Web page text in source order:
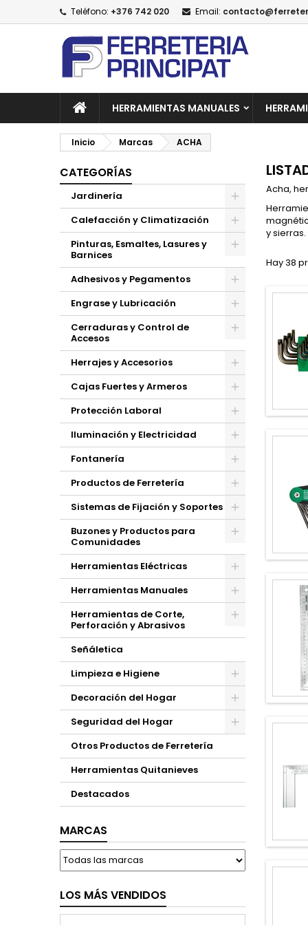
Teléfono: +376 742 020 Email:
HERRAMIENTAS MANUALES
Inicio Marcas ACHA
CATEGORÍAS
Jardinería
Calefacción y Climatización
Pinturas, Esmaltes, Lasures y
Barnices
Adhesivos y Pegamentos
Engrase y Lubricación
Cerraduras y Control de
Accesos
Herrajes y Accesorios
Cajas Fuertes y Armeros
Protección Laboral
Iluminación y Electricidad
Fontanería
Productos de Ferretería
Sistemas de Fijación y Soportes
Buzones y Productos para
Comunidades
Herramientas Eléctricas
Herramientas Manuales
Herramientas de Corte,
Perforación y Abrasivos
Señáletica
Limpieza e Higiene
Decoración del Hogar
Seguridad del Hogar
Otros Productos de Ferretería
Herramientas Quitanieves
Destacados
MARCAS
LOS MÁS VENDIDOS
Acha,
y sierras.
Hay 38